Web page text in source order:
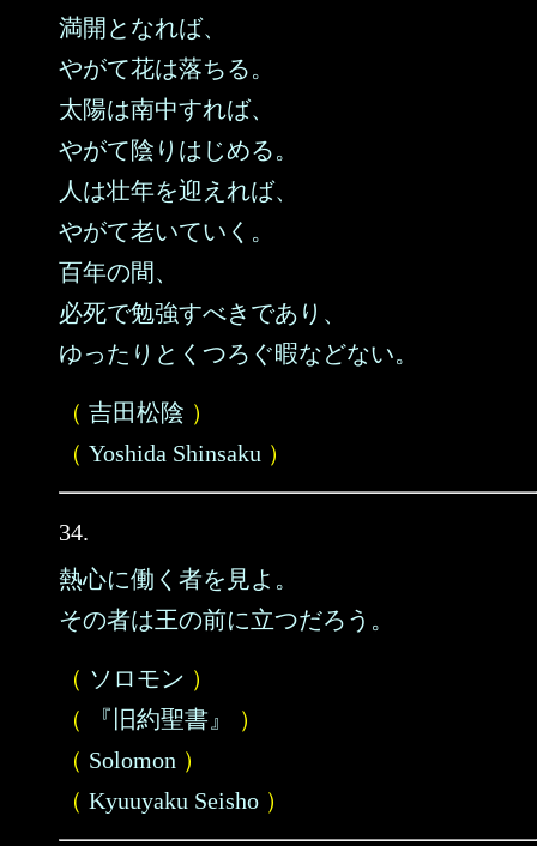
満開となれば、
やがて花は落ちる。
太陽は南中すれば、
やがて陰りはじめる。
人は壮年を迎えれば、
やがて老いていく。
百年の間、
必死で勉強すべきであり、
ゆったりとくつろぐ暇などない。
（ 吉田松陰 ）
（ Yoshida Shinsaku ）
34.
熱心に働く者を見よ。
その者は王の前に立つだろう。
（ ソロモン ）
（
『旧約聖書』
）
（ Solomon ）
（ Kyuuyaku Seisho ）